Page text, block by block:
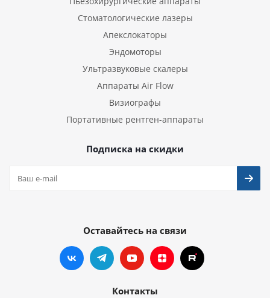
Стоматологические лазеры
Апекслокаторы
Эндомоторы
Ультразвуковые скалеры
Аппараты Air Flow
Визиографы
Портативные рентген-аппараты
Подписка на скидки
Оставайтесь на связи
Контакты